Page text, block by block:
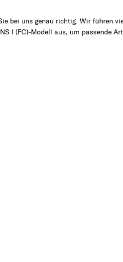
bei uns genau richtig. Wir führen
I (FC)-Modell aus, um passende